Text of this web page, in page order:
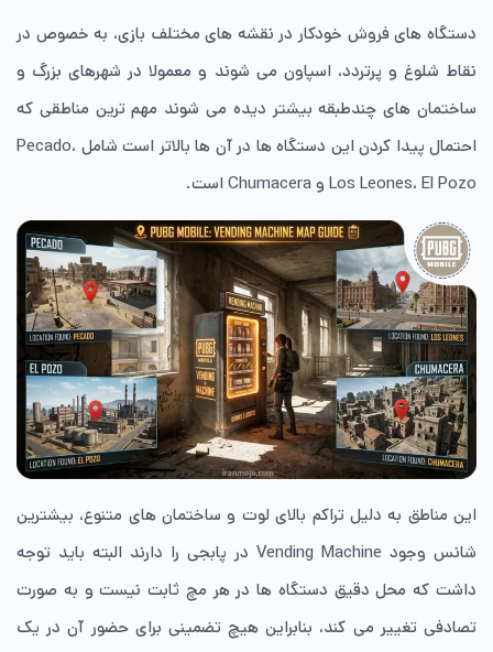
دستگاه های فروش خودکار در نقشه های مختلف بازی، به خصوص در
نقاط شلوغ و پرتردد، اسپاون می شوند و معمولا در شهرهای بزرگ و
ساختمان های چندطبقه بیشتر دیده می شوند مهم ترین مناطقی که
احتمال پیدا کردن این دستگاه ها در آن ها بالاتر است شامل Pecado،
Los Leones، El Pozo و Chumacera است.
این مناطق به دلیل تراکم بالای لوت و ساختمان های متنوع، بیشترین
شانس وجود Vending Machine در پابجی را دارند البته باید توجه
داشت که محل دقیق دستگاه ها در هر مچ ثابت نیست و به صورت
تصادفی تغییر می کند، بنابراین هیچ تضمینی برای حضور آن در یک